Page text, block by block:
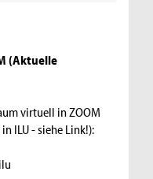
(Aktuelle
virtuell in ZOOM
ILU - siehe Link!):